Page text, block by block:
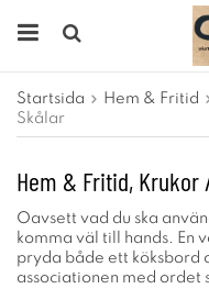
Startsida Hem & Fritid
Skålar
Hem & Fritid,
Oavsett vad du ska
komma väl till hands. En
pryda både ett köksbord
associationen med ordet